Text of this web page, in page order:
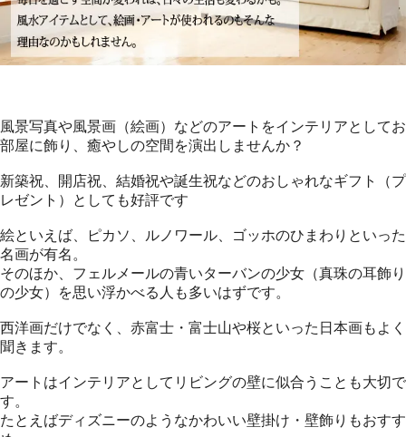
風景写真や風景画（絵画）などのアートをインテリアとしてお
部屋に飾り、癒やしの空間を演出しませんか？
新築祝、開店祝、結婚祝や誕生祝などのおしゃれなギフト（プ
レゼント）としても好評です
絵といえば、ピカソ、ルノワール、ゴッホのひまわりといった
名画が有名。
そのほか、フェルメールの青いターバンの少女（真珠の耳飾り
の少女）を思い浮かべる人も多いはずです。
西洋画だけでなく、赤富士・富士山や桜といった日本画もよく
聞きます。
アートはインテリアとしてリビングの壁に似合うことも大切で
す。
たとえばディズニーのようなかわいい壁掛け・壁飾りもおすす